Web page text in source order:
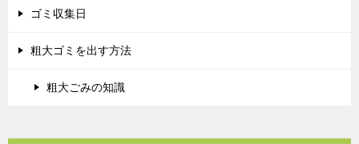
ゴミ収集日
粗大ゴミを出す方法
粗大ごみの知識